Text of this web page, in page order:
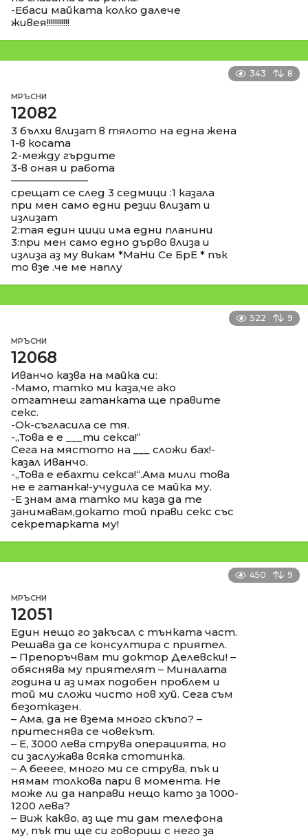
-Ебаси майката колко далече
живея!!!!!!!!!!!
343 8
МРЪСНИ
12082
3 бълхи влизат в тялото на една жена
1-в косата
2-между гърдите
3-в оная и работа
––––––––––––––
срещат се след 3 седмици :1 казала
при мен само едни резци влизат и
излизат
2:тая един цици има едни планини
3:при мен само едно дърво влиза и
излиза аз му викам *МаНи Се БрЕ * пък
то взе .че ме наплу
522 9
МРЪСНИ
12068
Иванчо казва на майка си:
-Мамо, татко ми каза,че ако
отгатнеш гатанката ще правите
секс.
-Ок-съгласила се тя.
-,,Това е е ___ти секса!“
Сега на мястото на ___ сложи бах!-
казал Иванчо.
-,,Това е ебахти секса!“.Ама мили това
не е гатанка!-учудила се майка му.
-Е знам ама татко ми каза да те
занимавам,докато той прави секс със
секретарката му!
450 9
МРЪСНИ
12051
Един нещо го закъсал с тънката част.
Решава да се консултира с приятел.
– Препоръчвам ти доктор Делевски! –
обяснява му приятелят – Миналата
година и аз имах подобен проблем и
той ми сложи чисто нов хуй. Сега съм
безотказен.
– Ама, да не взема много скъпо? –
притеснява се човекът.
– Е, 3000 лева струва операцията, но
си заслужава всяка стотинка.
– А бееее, много ми се струва, пък и
нямам толкова пари в момента. Не
може ли да направи нещо като за 1000-
1200 лева?
– Виж какво, аз ще ти дам телефона
му, пък ти ще си говориш с него за